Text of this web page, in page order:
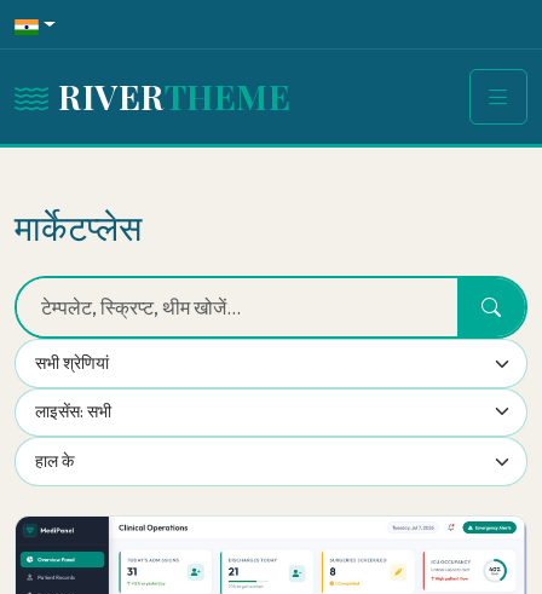
RIVERTHEME
मार्केटप्लेस